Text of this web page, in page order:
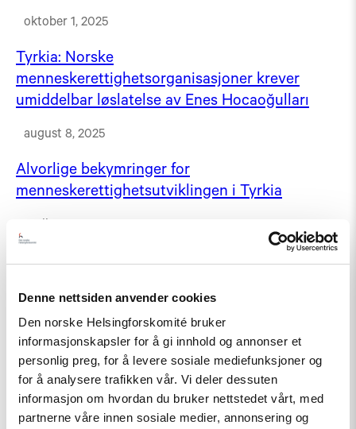
Denne nettsiden anvender cookies
Den norske Helsingforskomité bruker
informasjonskapsler for å gi innhold og annonser et
personlig preg, for å levere sosiale mediefunksjoner og
for å analysere trafikken vår. Vi deler dessuten
informasjon om hvordan du bruker nettstedet vårt, med
partnerne våre innen sosiale medier, annonsering og
oktober 1, 2025
Tyrkia: Norske
menneskerettighetsorganisasjoner krever
umiddelbar løslatelse av Enes Hocaoğulları
august 8, 2025
Alvorlige bekymringer for
menneskerettighetsutviklingen i Tyrkia
april 9, 2025
Alvorlig menneskerettighetssituasjon etter
100 andre
mars 20, 2025
Felles uttalelse om ny anti-lhbtiq+-lov og
angrep på menneskerettighetsforkjempere i
Tyrkia